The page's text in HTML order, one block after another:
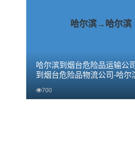
哈尔滨→哈尔滨
哈尔滨到烟台危险品运输公
到烟台危险品物流公司-哈尔
700